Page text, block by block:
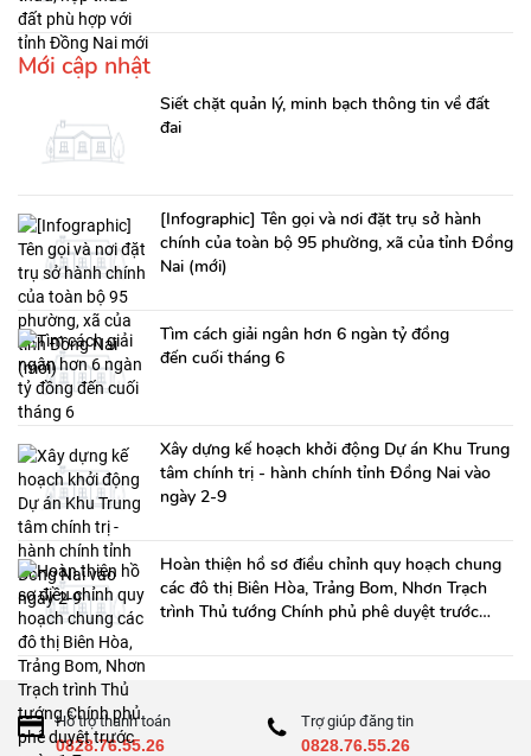
Mới cập nhật
Siết chặt quản lý, minh bạch thông tin về đất
đai
[Infographic] Tên gọi và nơi đặt trụ sở hành
chính của toàn bộ 95 phường, xã của tỉnh Đồng
Nai (mới)
Tìm cách giải ngân hơn 6 ngàn tỷ đồng
đến cuối tháng 6
Xây dựng kế hoạch khởi động Dự án Khu Trung
tâm chính trị - hành chính tỉnh Đồng Nai vào
ngày 2-9
Hoàn thiện hồ sơ điều chỉnh quy hoạch chung
các đô thị Biên Hòa, Trảng Bom, Nhơn Trạch
trình Thủ tướng Chính phủ phê duyệt trước
Hỗ trợ thanh toán
0828.76.55.26
Trợ giúp đăng tin
0828.76.55.26